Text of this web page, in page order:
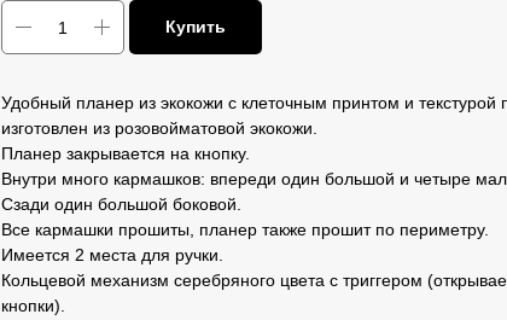
Купить
Удобный планер из экокожи с клеточным принтом и текстурой
изготовлен из розовойматовой экокожи.
Планер закрывается на кнопку.
Внутри много кармашков: впереди один большой и четыре
Сзади один большой боковой.
Все кармашки прошиты, планер также прошит по периметру.
Имеется 2 места для ручки.
Кольцевой механизм серебряного цвета с триггером
кнопки).